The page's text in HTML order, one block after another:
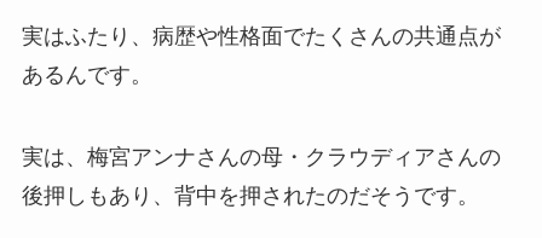
実はふたり、病歴や性格面でたくさんの共通点が
あるんです。
実は、梅宮アンナさんの母・クラウディアさんの
後押しもあり、背中を押されたのだそうです。